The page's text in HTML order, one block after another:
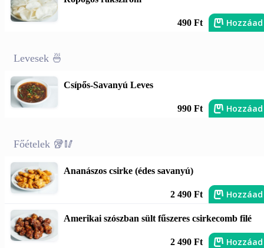
490 Ft Hozzáad
Levesek 🍜
Csípős-Savanyú Leves
990 Ft Hozzáad
Főételek 🥡🥢
Ananászos csirke (édes savanyú)
2 490 Ft Hozzáad
Amerikai szószban sült fűszeres csirkecomb filé
2 490 Ft Hozzáad